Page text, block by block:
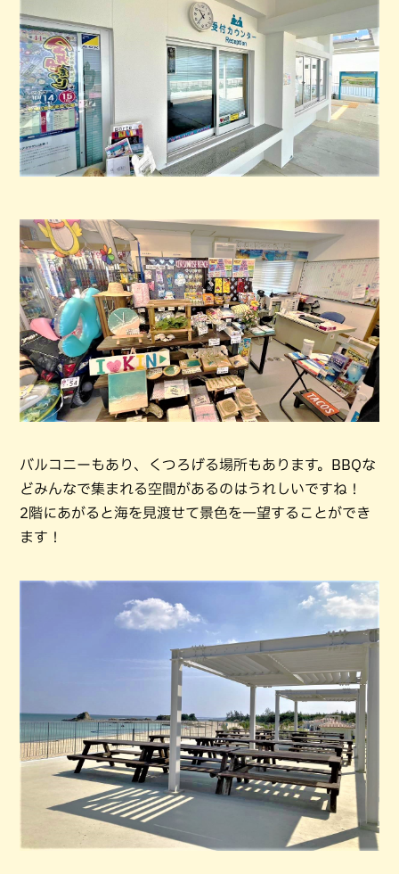
バルコニーもあり、くつろげる場所もあります。BBQな
どみんなで集まれる空間があるのはうれしいですね！
2階にあがると海を見渡せて景色を一望することができ
ます！